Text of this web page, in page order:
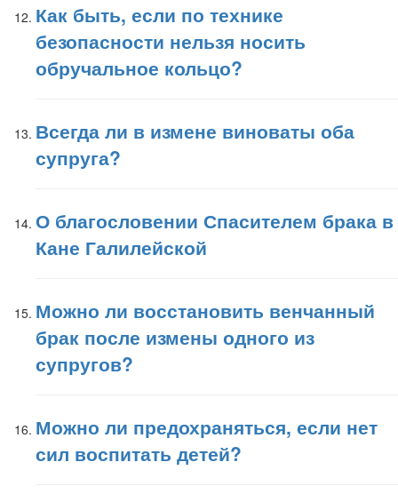
Как быть, если по технике
безопасности нельзя носить
обручальное кольцо?
Всегда ли в измене виноваты оба
супруга?
О благословении Спасителем брака в
Кане Галилейской
Можно ли восстановить венчанный
брак после измены одного из
супругов?
Можно ли предохраняться, если нет
сил воспитать детей?